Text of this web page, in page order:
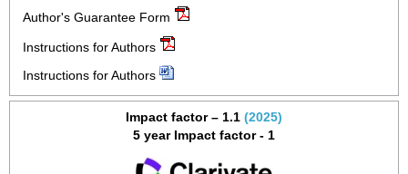
Author's Guarantee Form
Instructions for Authors
Instructions for Authors
Impact factor – 1.1 (2025)
5 year Impact factor - 1